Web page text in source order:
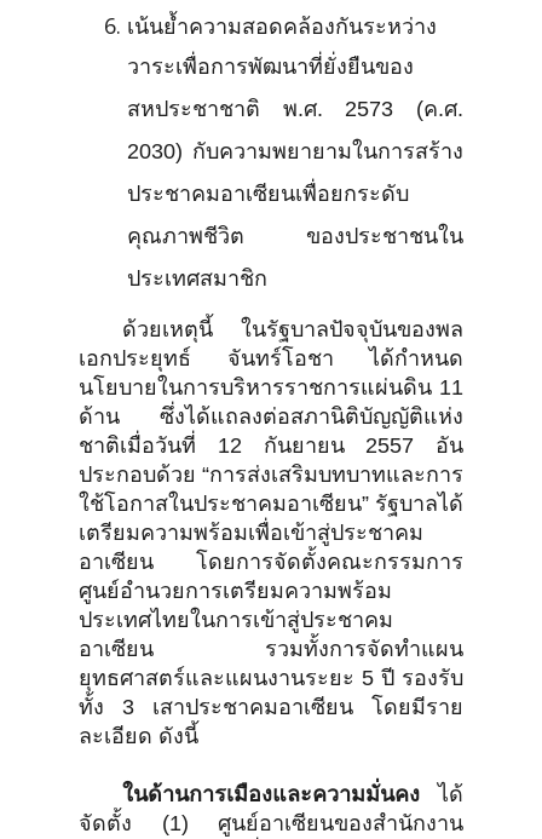
เน้นย้ำความสอดคล้องกันระหว่าง
วาระเพื่อการพัฒนาที่ยั่งยืนของ
สหประชาชาติ พ.ศ. 2573 (ค.ศ.
2030) กับความพยายามในการสร้าง
ประชาคมอาเซียนเพื่อยกระดับ
คุณภาพชีวิต ของประชาชนใน
ประเทศสมาชิก
ด้วยเหตุนี้ ในรัฐบาลปัจจุบันของพล
เอกประยุทธ์ จันทร์โอชา ได้กำหนด
นโยบายในการบริหารราชการแผ่นดิน 11
ด้าน ซึ่งได้แถลงต่อสภานิติบัญญัติแห่ง
ชาติเมื่อวันที่ 12 กันยายน 2557 อัน
ประกอบด้วย “การส่งเสริมบทบาทและการ
ใช้โอกาสในประชาคมอาเซียน” รัฐบาลได้
เตรียมความพร้อมเพื่อเข้าสู่ประชาคม
อาเซียน โดยการจัดตั้งคณะกรรมการ
ศูนย์อำนวยการเตรียมความพร้อม
ประเทศไทยในการเข้าสู่ประชาคม
อาเซียน รวมทั้งการจัดทำแผน
ยุทธศาสตร์และแผนงานระยะ 5 ปี รองรับ
ทั้ง 3 เสาประชาคมอาเซียน โดยมีราย
ละเอียด ดังนี้
ในด้านการเมืองและความมั่นคง ได้
จัดตั้ง (1) ศูนย์อาเซียนของสำนักงาน